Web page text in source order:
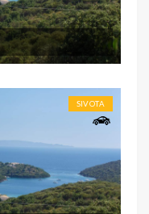
SIVOTA